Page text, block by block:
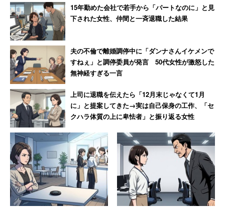
15年勤めた会社で若手から「パートなのに」と見
下された女性、仲間と一斉退職した結果
夫の不倫で離婚調停中に「ダンナさんイケメンで
すねぇ」と調停委員が発言 50代女性が激怒した
無神経すぎる一言
上司に退職を伝えたら「12月末じゃなくて1月
に」と提案してきた→実は自己保身の工作、「セ
クハラ体質の上に卑怯者」と振り返る女性